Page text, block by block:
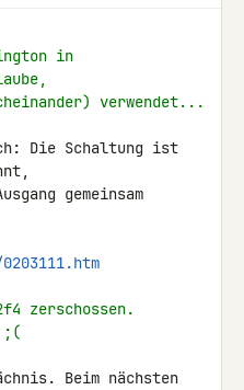
in
verwendet...
Die Schaltung ist
gemeinsam
zerschossen.
;(
Beim nächsten